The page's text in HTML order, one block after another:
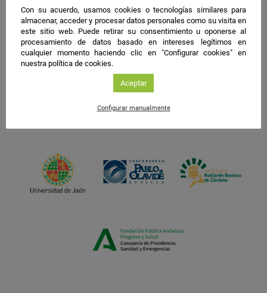
Con su acuerdo, usamos cookies o tecnologías similares para
almacenar, acceder y procesar datos personales como su visita en
este sitio web. Puede retirar su consentimiento u oponerse al
procesamiento de datos basado en intereses legítimos en
cualquier momento haciendo clic en "Configurar cookies" en
nuestra política de cookies.
Aceptar
Configurar manualmente